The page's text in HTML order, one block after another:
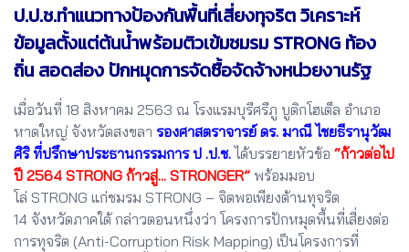
ป.ป.ช.ทำแนวทางป้องกันพื้นที่เสี่ยงทุจริต วิเคราะห์
ข้อมูลตั้งแต่ต้นน้ำพร้อมติวเข้มชมรม STRONG ท้อง
ถิ่น สอดส่อง ปักหมุดการจัดซื้อจัดจ้างหน่วยงานรัฐ
เมื่อวันที่ 18 สิงหาคม 2563 ณ โรงแรมบุรีศรีภู บูติกโฮเต็ล อำเภอ
หาดใหญ่ จังหวัดสงขลา รองศาสตราจารย์ ดร. มาณี ไชยธีรานุวัฒ
ศิริ ที่ปรึกษาประธานกรรมการ ป .ป.ช.ได้บรรยายหัวข้อ “ก้าวต่อไป
ปี 2564 STRONG ก้าวสู่... STRONGER” พร้อมมอบ
โล่ STRONG แก่ชมรม STRONG – จิตพอเพียงต้านทุจริต
14 จังหวัดภาคใต้ กล่าวตอนหนึ่งว่า โครงการปักหมุดพื้นที่เสี่ยงต่อ
การทุจริต (Anti-Corruption Risk Mapping) เป็นโครงการที่